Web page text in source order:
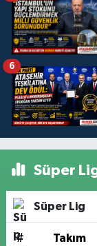
6
Süper
Süper Lig
# Takım